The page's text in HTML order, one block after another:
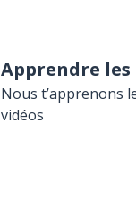
Apprendre les
Nous t’apprenons
vidéos